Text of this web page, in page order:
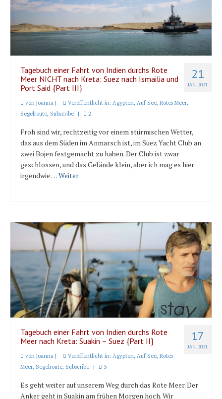
21
JAN. 2021
Tagebuch einer Fahrt von Indien durchs Rote
Meer NICHT nach Kreta: Suez nach Ismailia und
Port Said {Part III}
von Joanna | Veröffentlicht in: Ägypten, Auf See, Rotes Meer,
Segelroute, Subscribe | 2
Froh sind wir, rechtzeitig vor einem stürmischen Wetter,
das aus dem Süden im Anmarsch ist, im Suez Yacht Club an
zwei Bojen festgemacht zu haben. Der Club ist zwar
geschlossen, und das Gelände klein, aber ich mag es hier
irgendwie …Weiter
17
JAN. 2021
Tagebuch einer Fahrt von Indien durchs Rote
Meer nach Kreta: Suakin – Suez {Part II}
von Joanna | Veröffentlicht in: Ägypten, Auf See, Rotes
Meer, Segelroute, Subscribe | 3
Es geht weiter auf unserem Weg durch das Rote Meer. Der
Anker geht in Suakin am frühen Morgen hoch. Wir